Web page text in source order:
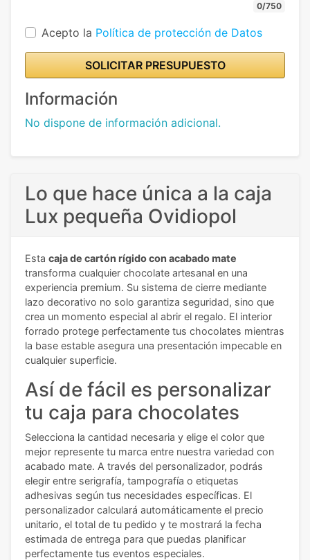
0/750
Acepto la Política de protección de Datos
SOLICITAR PRESUPUESTO
Información
No dispone de información adicional.
Lo que hace única a la caja
Lux pequeña Ovidiopol
Esta caja de cartón rígido con acabado mate
transforma cualquier chocolate artesanal en una
experiencia premium. Su sistema de cierre mediante
lazo decorativo no solo garantiza seguridad, sino que
crea un momento especial al abrir el regalo. El interior
forrado protege perfectamente tus chocolates mientras
la base estable asegura una presentación impecable en
cualquier superficie.
Así de fácil es personalizar
tu caja para chocolates
Selecciona la cantidad necesaria y elige el color que
mejor represente tu marca entre nuestra variedad con
acabado mate. A través del personalizador, podrás
elegir entre serigrafía, tampografía o etiquetas
adhesivas según tus necesidades específicas. El
personalizador calculará automáticamente el precio
unitario, el total de tu pedido y te mostrará la fecha
estimada de entrega para que puedas planificar
perfectamente tus eventos especiales.